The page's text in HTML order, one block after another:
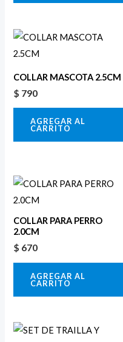
COLLAR MASCOTA 2.5CM
$ 790
AGREGAR AL
CARRITO
COLLAR PARA PERRO
2.0CM
$ 670
AGREGAR AL
CARRITO